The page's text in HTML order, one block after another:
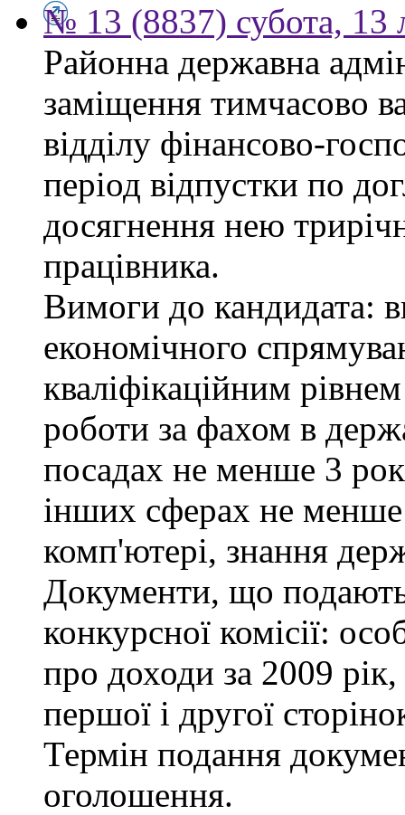
№ 13 (8837) субота, 13
Районна державна
заміщення тимчасово
відділу фінансово-
період відпустки по
досягнення нею
працівника.
Вимоги до кандидата:
економічного
кваліфікаційним
роботи за фахом в
посадах не менше 3
інших сферах не
комп'ютері, знання
Документи, що
конкурсної комісії:
про доходи за 2009 рік,
першої і другої
Термін подання
оголошення.